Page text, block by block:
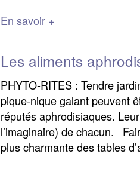
En savoir +
Les aliments
PHYTO-RITES : Tendre
pique-nique galant peuvent
réputés aphrodisiaques.
l’imaginaire) de chacun.
plus charmante des tables